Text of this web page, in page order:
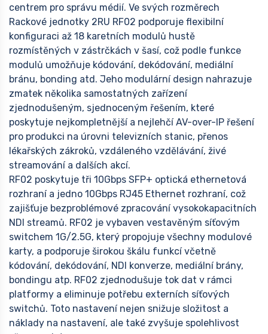
centrem pro správu médií. Ve svých rozměrech
Rackové jednotky 2RU RF02 podporuje flexibilní
konfiguraci až 18 karetních modulů hustě
rozmístěných v zástrčkách v šasí, což podle funkce
modulů umožňuje kódování, dekódování, mediální
bránu, bonding atd. Jeho modulární design nahrazuje
zmatek několika samostatných zařízení
zjednodušeným, sjednoceným řešením, které
poskytuje nejkompletnější a nejlehčí AV-over-IP řešení
pro produkci na úrovni televizních stanic, přenos
lékařských zákroků, vzdáleného vzdělávání, živé
streamování a dalších akcí.
RF02 poskytuje tři 10Gbps SFP+ optická ethernetová
rozhraní a jedno 10Gbps RJ45 Ethernet rozhraní, což
zajišťuje bezproblémové zpracování vysokokapacitních
NDI streamů. RF02 je vybaven vestavěným síťovým
switchem 1G/2.5G, který propojuje všechny modulové
karty, a podporuje širokou škálu funkcí včetně
kódování, dekódování, NDI konverze, mediální brány,
bondingu atp. RF02 zjednodušuje tok dat v rámci
platformy a eliminuje potřebu externích síťových
switchů. Toto nastavení nejen snižuje složitost a
náklady na nastavení, ale také zvyšuje spolehlivost